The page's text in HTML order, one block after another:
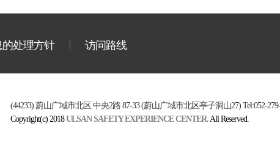
处理方针 访问路线
(44233) 蔚山广域市北区 中央2路 87-33 (蔚山广域市北区亭子洞山27) Tel:052-279-
Copyright(c) 2018ULSAN SAFETY EXPERIENCE CENTER.All Reserved.